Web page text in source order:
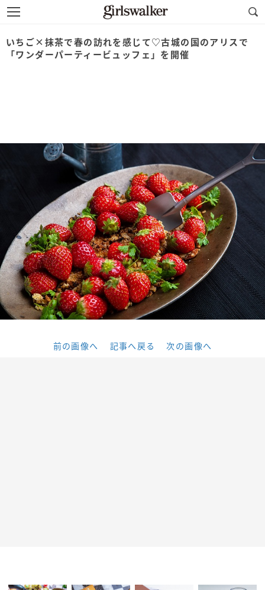
いちご×抹茶で春の訪れを感じて♡古城の国のアリスで
「ワンダーパーティービュッフェ」を開催
前の画像へ 記事へ戻る 次の画像へ